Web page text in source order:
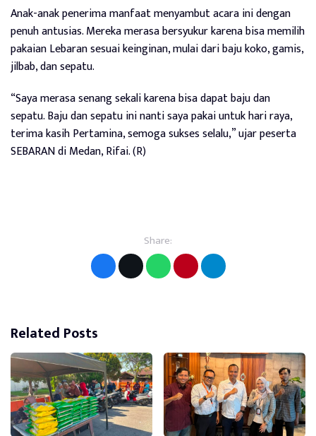
Anak-anak penerima manfaat menyambut acara ini dengan
penuh antusias. Mereka merasa bersyukur karena bisa memilih
pakaian Lebaran sesuai keinginan, mulai dari baju koko, gamis,
jilbab, dan sepatu.
“Saya merasa senang sekali karena bisa dapat baju dan
sepatu. Baju dan sepatu ini nanti saya pakai untuk hari raya,
terima kasih Pertamina, semoga sukses selalu,” ujar peserta
SEBARAN di Medan, Rifai. (R)
Share:
Related Posts